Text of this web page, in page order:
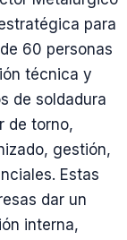
para
60 personas
técnica y
de soldadura
de torno,
gestión,
Estas
dar un
interna,